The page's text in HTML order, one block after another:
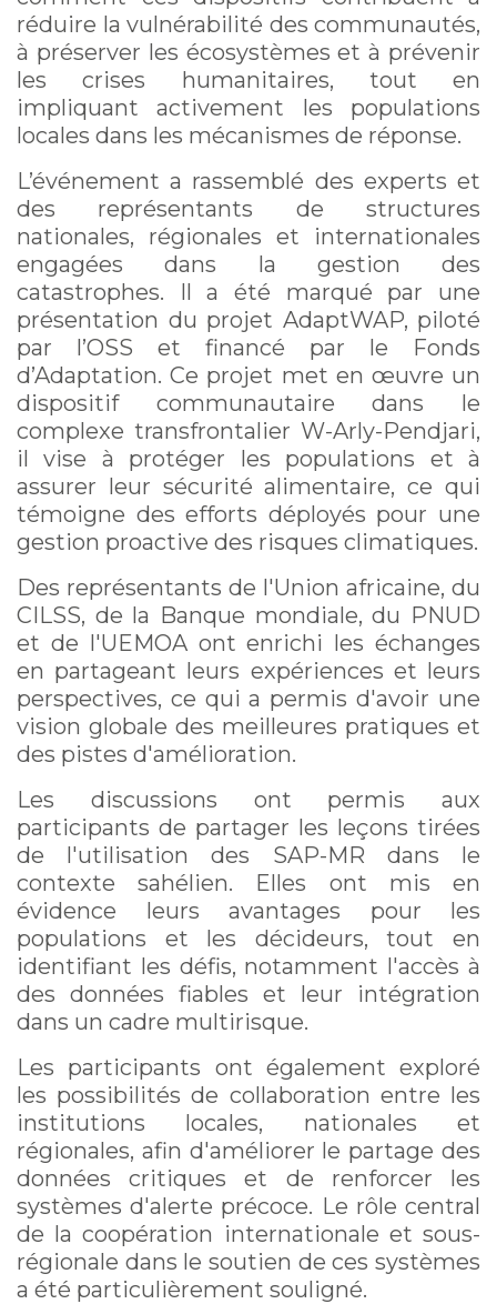
réduire la vulnérabilité des communautés,
à préserver les écosystèmes et à prévenir
les crises humanitaires, tout en
impliquant activement les populations
locales dans les mécanismes de réponse.
L’événement a rassemblé des experts et
des représentants de structures
nationales, régionales et internationales
engagées dans la gestion des
catastrophes. Il a été marqué par une
présentation du projet AdaptWAP, piloté
par l’OSS et financé par le Fonds
d’Adaptation. Ce projet met en œuvre un
dispositif communautaire dans le
complexe transfrontalier W-Arly-Pendjari,
il vise à protéger les populations et à
assurer leur sécurité alimentaire, ce qui
témoigne des efforts déployés pour une
gestion proactive des risques climatiques.
Des représentants de l'Union africaine, du
CILSS, de la Banque mondiale, du PNUD
et de l'UEMOA ont enrichi les échanges
en partageant leurs expériences et leurs
perspectives, ce qui a permis d'avoir une
vision globale des meilleures pratiques et
des pistes d'amélioration.
Les discussions ont permis aux
participants de partager les leçons tirées
de l'utilisation des SAP-MR dans le
contexte sahélien. Elles ont mis en
évidence leurs avantages pour les
populations et les décideurs, tout en
identifiant les défis, notamment l'accès à
des données fiables et leur intégration
dans un cadre multirisque.
Les participants ont également exploré
les possibilités de collaboration entre les
institutions locales, nationales et
régionales, afin d'améliorer le partage des
données critiques et de renforcer les
systèmes d'alerte précoce. Le rôle central
de la coopération internationale et sous-
régionale dans le soutien de ces systèmes
a été particulièrement souligné.